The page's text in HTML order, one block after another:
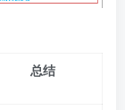
总结